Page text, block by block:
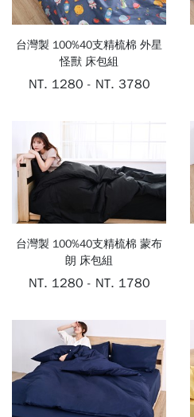
抱
墊
台灣製 100%40支精梳棉 外星
怪獸 床包組
NT. 1280 - NT. 3780
台灣製 100%40支精梳棉 蒙布
朗 床包組
NT. 1280 - NT. 1780